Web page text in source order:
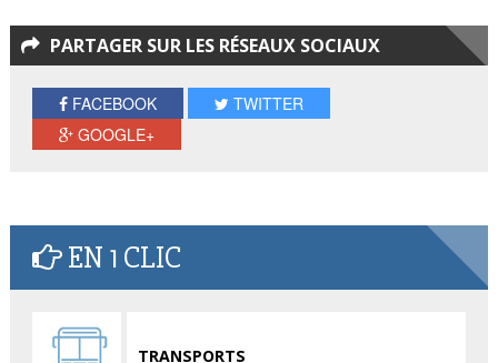
PARTAGER SUR LES RÉSEAUX SOCIAUX
FACEBOOK
TWITTER
GOOGLE+
EN 1 CLIC
TRANSPORTS